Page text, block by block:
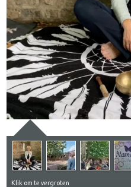
Klik om te vergroten